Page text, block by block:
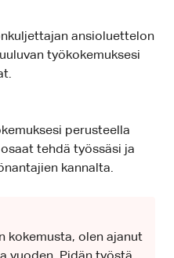
ansioluettelon
työkokemuksesi
perusteella
tehdä työssäsi ja
kannalta.
kokemusta, olen ajanut